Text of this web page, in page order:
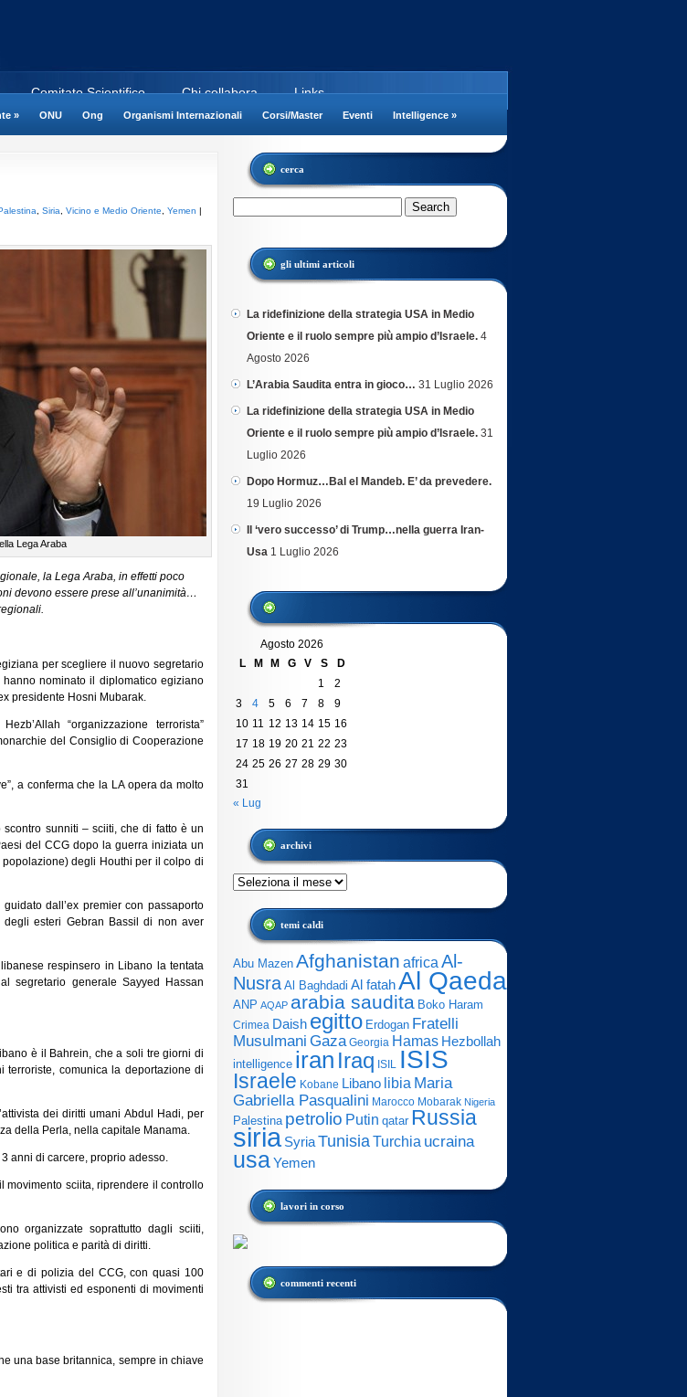
Links
Chi collabora
Comitato Scientifico
» ONU Ong Organismi Internazionali Corsi/Master Eventi Intelligence »
Siria Vicino e Medio Oriente Yemen |
Lega Araba
la Lega Araba, in effetti poco
devono essere prese all’unanimità…
per scegliere il nuovo segretario
nominato il diplomatico egiziano
presidente Hosni Mubarak.
“organizzazione terrorista”
del Consiglio di Cooperazione
a conferma che la LA opera da molto
sunniti – sciiti, che di fatto è un
del CCG dopo la guerra iniziata un
degli Houthi per il colpo di
dall’ex premier con passaporto
esteri Gebran Bassil di non aver
respinsero in Libano la tentata
segretario generale Sayyed Hassan
è il Bahrein, che a soli tre giorni di
terroriste, comunica la deportazione di
dei diritti umani Abdul Hadi, per
della Perla, nella capitale Manama.
anni di carcere, proprio adesso.
movimento sciita, riprendere il controllo
organizzate soprattutto dagli sciiti,
politica e parità di diritti.
e di polizia del CCG, con quasi 100
tra attivisti ed esponenti di movimenti
una base britannica, sempre in chiave
cerca
gli ultimi articoli
La ridefinizione della strategia USA in Medio
Oriente e il ruolo sempre più ampio d’Israele. 4
Agosto 2026
L’Arabia Saudita entra in gioco… 31 Luglio 2026
La ridefinizione della strategia USA in Medio
Oriente e il ruolo sempre più ampio d’Israele. 31
Luglio 2026
Dopo Hormuz…Bal el Mandeb. E’ da prevedere.
19 Luglio 2026
Il ‘vero successo’ di Trump…nella guerra Iran-
Usa 1 Luglio 2026
Agosto 2026
L
M M G V S
D
1
2
3
4 5 6 7 8
9
10 11 12 13 14 15 16
17 18 19 20 21 22 23
24 25 26 27 28 29 30
31
« Lug
archivi
Archivi
temi caldi
Abu Mazen Afghanistan africa Al-
Nusra Al Baghdadi Al fatahAl Qaeda
ANP AQAP arabia saudita Boko Haram
Crimea Daish egitto Erdogan Fratelli
Musulmani Gaza Georgia Hamas Hezbollah
intelligence iran Iraq ISIL ISIS
Israele Kobane Libano libia Maria
Gabriella Pasqualini Marocco Mobarak Nigeria
Palestina petrolio Putin qatar Russia
siria SyriaTunisiaTurchia ucraina
usaYemen
lavori in corso
commenti recenti